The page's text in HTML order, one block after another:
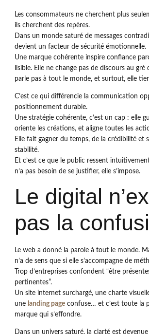
Les consommateurs ne cherchent plus
ils cherchent des repères.
Dans un monde saturé de messages
devient un facteur de sécurité émotionnelle.
Une marque cohérente inspire confiance
lisible. Elle ne change pas de discours au gré
parle pas à tout le monde, et surtout, elle
C’est ce qui différencie la communication
positionnement durable.
Une stratégie cohérente, c’est un cap : elle
oriente les créations, et aligne toutes les
Elle fait gagner du temps, de la crédibilité et
stabilité.
Et c’est ce que le public ressent
n’a pas besoin de se justifier, elle s’impose.
Le digital
pas la
Le web a donné la parole à tout le monde.
n’a de sens que si elle s’accompagne de
Trop d’entreprises confondent “être
pertinentes”.
Un site internet surchargé, une charte
une landing page confuse… et c’est toute la
marque qui s’effondre.
Dans un univers saturé, la clarté est